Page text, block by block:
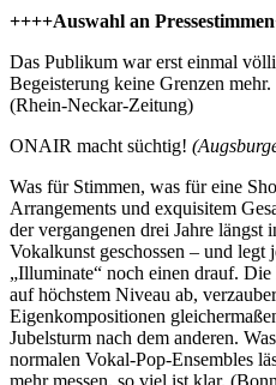
++++Auswahl an
Das Publikum war erst einmal
Begeisterung keine Grenzen mehr.
(Rhein-Neckar-Zeitung)
ONAIR macht süchtig!
Was für Stimmen, was für eine
Arrangements und exquisitem
der vergangenen drei Jahre längst
Vokalkunst geschossen – und legt
„Illuminate“ noch einen drauf.
auf höchstem Niveau ab,
Eigenkompositionen
Jubelsturm nach dem anderen.
normalen Vokal-Pop-Ensembles
mehr messen, so viel ist klar.